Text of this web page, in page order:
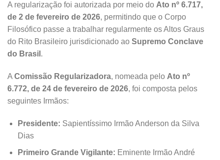
A regularização foi autorizada por meio do Ato nº 6.717,
de 2 de fevereiro de 2026, permitindo que o Corpo
Filosófico passe a trabalhar regularmente os Altos Graus
do Rito Brasileiro jurisdicionado ao Supremo Conclave
do Brasil .
A Comissão Regularizadora, nomeada pelo Ato nº
6.772, de 24 de fevereiro de 2026, foi composta pelos
seguintes Irmãos:
Presidente: Sapientíssimo Irmão Anderson da Silva
Dias
Primeiro Grande Vigilante: Eminente Irmão André